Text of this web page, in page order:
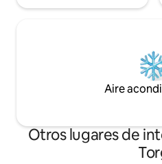
Aire
Otros lugares de